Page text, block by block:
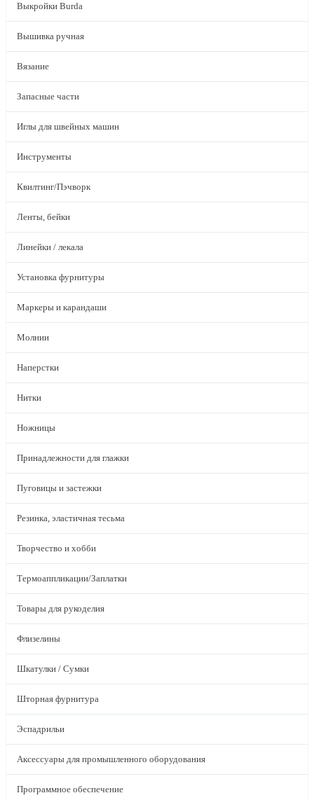
Выкройки Burda
Вышивка ручная
Вязание
Запасные части
Иглы для швейных машин
Инструменты
Квилтинг/Пэчворк
Ленты, бейки
Линейки / лекала
Установка фурнитуры
Маркеры и карандаши
Молнии
Наперстки
Нитки
Ножницы
Принадлежности для глажки
Пуговицы и застежки
Резинка, эластичная тесьма
Творчество и хобби
Термоаппликации/Заплатки
Товары для рукоделия
Флизелины
Шкатулки / Сумки
Шторная фурнитура
Эспадрильи
Аксессуары для промышленного оборудования
Программное обеспечение